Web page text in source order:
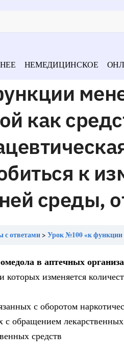
НЕМЕДИЦИНСКОЕ
как
к
среды,
с ответами Урок №100 «к функции менеджмента, рассматриваемой как
в аптечных
изменяется
с оборотом
с обращением
средств